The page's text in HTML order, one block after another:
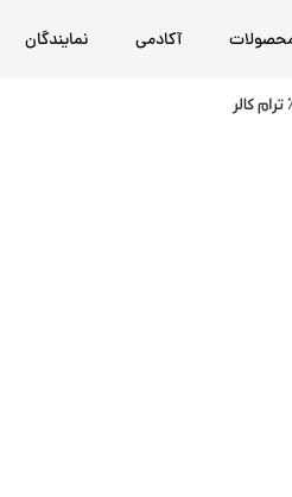
آکادمی نمایندگان